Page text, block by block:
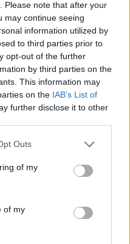
Please note that after your
may continue seeing
information utilized by
to third parties prior to
opt-out of the further
by third parties on the
This information may
on the IAB’s List of
further disclose it to other
Outs
of my
of my
απέμειναν
και θα κινεί τα
Ο εκ Λαρίσης, η θα
ακούγονται τίποτε
που παραμένει ίδιο
των ομάδων. Λες
αδερφέ...
που πέτυχε να
σε λιγότερο από δυο
η «Ένωση» να βγάλει
στο Basketball